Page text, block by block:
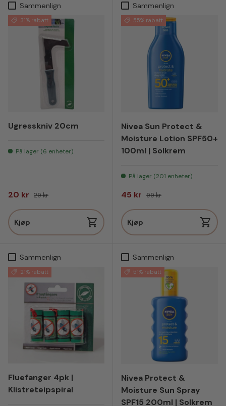
Sammenlign
31% rabatt
Ugresskniv 20cm
På lager (6 enheter)
Salgspris
20 kr Vanlig pris
29 kr
Kjøp
Sammenlign
55% rabatt
Nivea Sun Protect &
Moisture Lotion SPF50+
100ml | Solkrem
På lager (201 enheter)
Salgspris
45 kr Vanlig pris
99 kr
Kjøp
Sammenlign
21% rabatt
Fluefanger 4pk |
Klistreteipspiral
Sammenlign
51% rabatt
Nivea Protect &
Moisture Sun Spray
SPF15 200ml | Solkrem